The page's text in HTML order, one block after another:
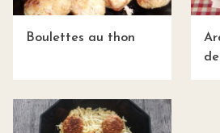
Boulettes au thon